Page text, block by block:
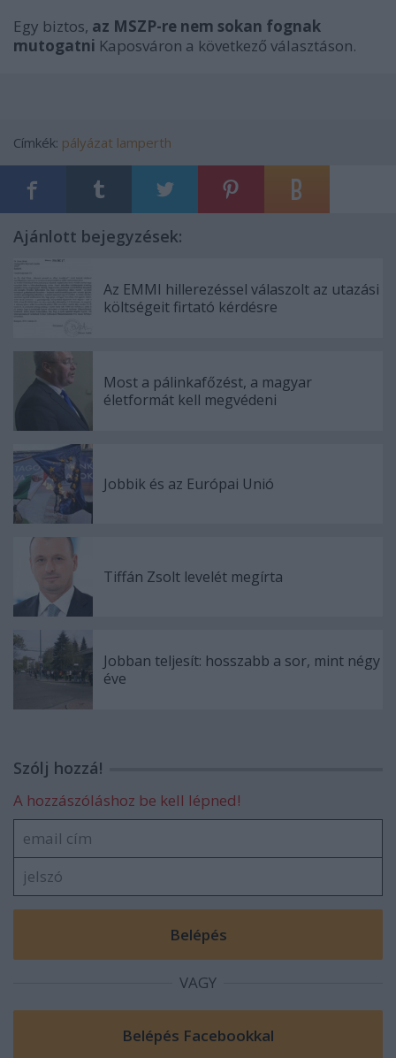
Egy biztos, az MSZP-re nem sokan fognak
mutogatni Kaposváron a következő választáson.
Címkék: pályázat lamperth
Ajánlott bejegyzések:
Az EMMI hillerezéssel válaszolt az utazási
költségeit firtató kérdésre
Most a pálinkafőzést, a magyar
életformát kell megvédeni
Jobbik és az Európai Unió
Tiffán Zsolt levelét megírta
Jobban teljesít: hosszabb a sor, mint négy
éve
Szólj hozzá!
A hozzászóláshoz be kell lépned!
VAGY